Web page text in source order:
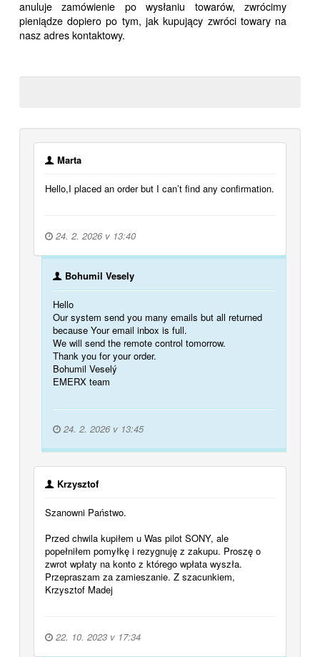
anuluje zamówienie po wysłaniu towarów, zwrócimy
pieniądze dopiero po tym, jak kupujący zwróci towary na
nasz adres kontaktowy.
Marta
Hello,I placed an order but I can’t find any confirmation.
24. 2. 2026 v 13:40
Bohumil Vesely
Hello
Our system send you many emails but all returned
because Your email inbox is full.
We will send the remote control tomorrow.
Thank you for your order.
Bohumil Veselý
EMERX team
24. 2. 2026 v 13:45
Krzysztof
Szanowni Państwo.
Przed chwila kupiłem u Was pilot SONY, ale
popełniłem pomyłkę i rezygnuję z zakupu. Proszę o
zwrot wpłaty na konto z którego wpłata wyszła.
Przepraszam za zamieszanie. Z szacunkiem,
Krzysztof Madej
22. 10. 2023 v 17:34